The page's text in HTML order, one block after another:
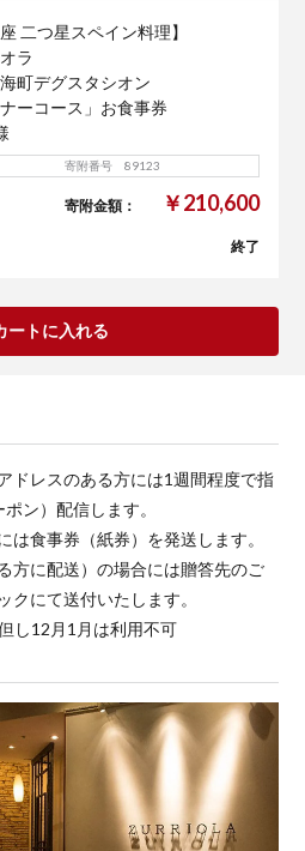
座 二つ星スペイン料理】
ラ
海町デグスタシオン
ーコース」お食事券
寄附番号 89123
寄附金額： ￥210,600
終了
ートに入れる
ドレスのある方には1週間程度で指
ン）配信します。
食事券（紙券）を発送します。
方に配送）の場合には贈答先のご
クにて送付いたします。
し12月1月は利用不可